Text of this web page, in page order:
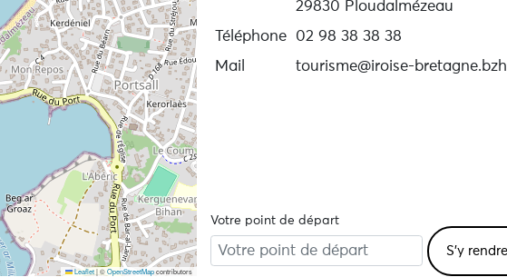
Leaflet |©OpenStreetMapcontributors
29830 Ploudalmézeau
Téléphone
02 98 38 38 38
Mail
tourisme@iroise-bretagne.bzh
Votre point de départ